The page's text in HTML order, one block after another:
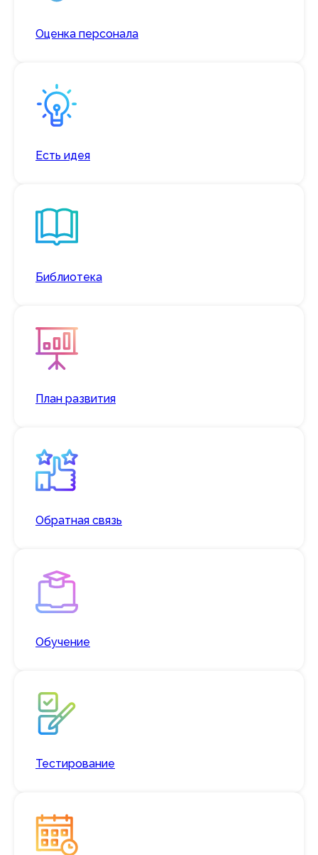
Оценка персонала
Есть идея
Библиотека
План развития
Обратная связь
Обучение
Тестирование
Заполните форму,
ФИО*
Название компании